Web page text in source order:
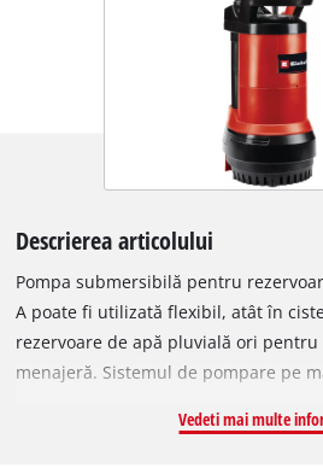
Descrierea articolului
Pompa submersibilă pentru
A poate fi utilizată flexibil, atât în
rezervoare de apă pluvială ori
menajeră. Sistemul de pompare pe
cu protecție integrată la funcționarea
Vedeti mai multe